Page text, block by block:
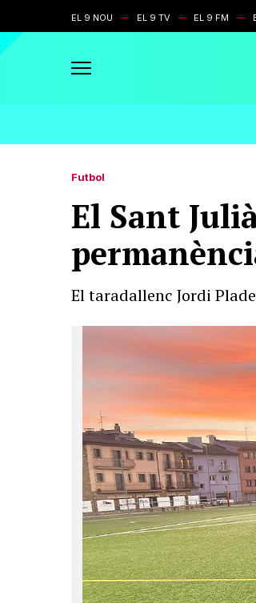
EL 9 NOU EL 9 TV EL 9 FM
Futbol
El Sant
El taradallenc Jordi